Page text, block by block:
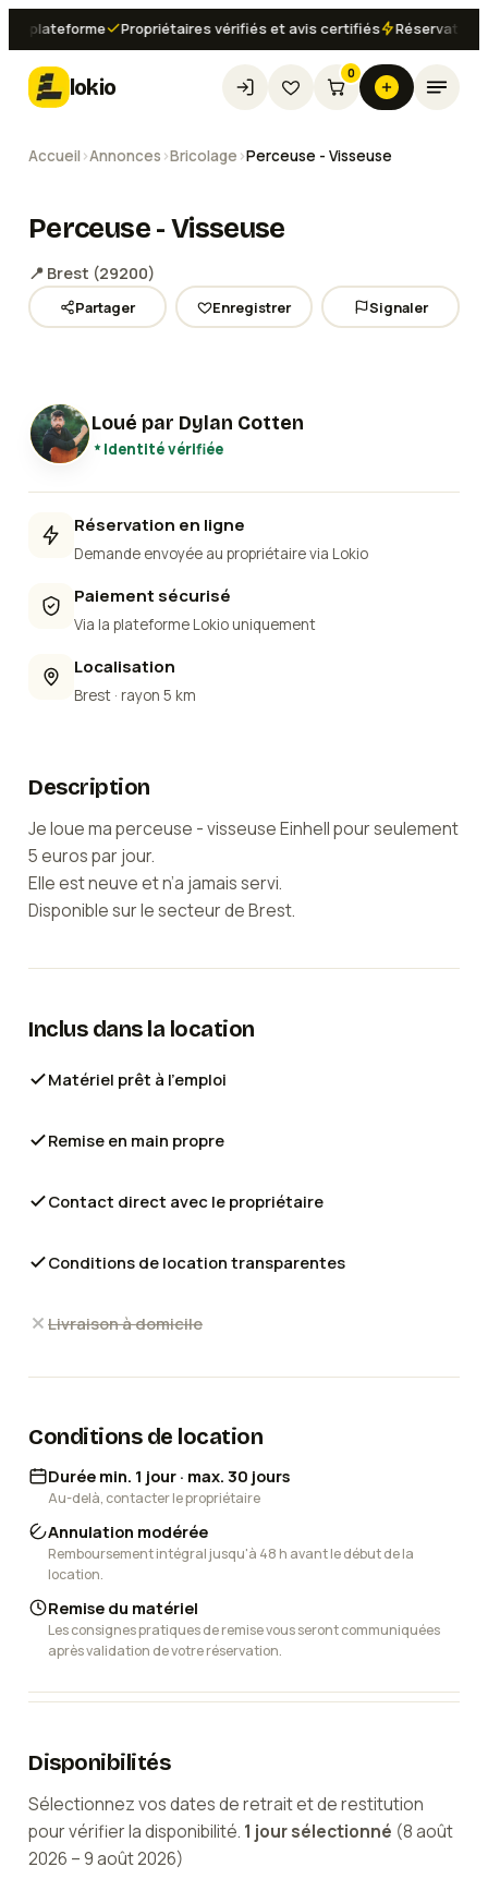
plateforme Propriétaires vérifiés et avis certifiés Réservation
lokio
0
Accueil ›Annonces ›Bricolage ›Perceuse - Visseuse
Perceuse - Visseuse
📍 Brest (29200)
Partager Enregistrer Signaler
Voir les 2photos
Loué par Dylan Cotten
Identité vérifiée
Réservation en ligne
Demande envoyée au propriétaire via Lokio
Paiement sécurisé
Via la plateforme Lokio uniquement
Localisation
Brest · rayon 5 km
Description
Je loue ma perceuse - visseuse Einhell pour seulement
5 euros par jour.
Elle est neuve et n’a jamais servi.
Disponible sur le secteur de Brest.
Inclus dans la location
Matériel prêt à l'emploi
Remise en main propre
Contact direct avec le propriétaire
Conditions de location transparentes
Livraison à domicile
Conditions de location
Durée min. 1 jour · max. 30 jours
Au-delà, contacter le propriétaire
Annulation modérée
Remboursement intégral jusqu'à 48 h avant le début de la
location.
Remise du matériel
Les consignes pratiques de remise vous seront communiquées
après validation de votre réservation.
Disponibilités
Sélectionnez vos dates de retrait et de restitution
pour vérifier la disponibilité. 1 joursélectionné (8 août
2026 –9 août 2026)